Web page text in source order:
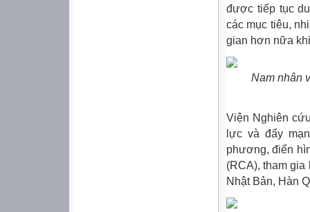
được tiếp tục
các mục tiêu,
gian hơn nữa
Nam nhân
Viện Nghiên
lực và đẩy
phương, điển
(RCA), tham
Nhật Bản, Hàn